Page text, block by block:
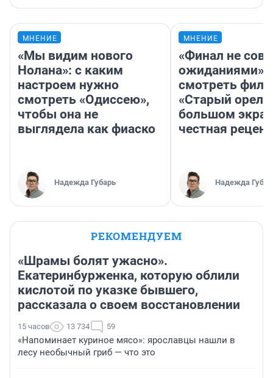
МНЕНИЕ
«Мы видим нового
Нолана»: с каким
настроем нужно
смотреть «Одиссею»,
чтобы она не
выглядела как фиаско
Надежда Губарь
МНЕНИЕ
«Финал не
ожиданиями»:
смотреть
«Старый орел»
большом
честная
Надежда
РЕКОМЕНДУЕМ
«Шрамы болят ужасно».
Екатеринбурженка, которую облили
кислотой по указке бывшего,
рассказала о своем восстановлении
15 часов 13 734 59
«Напоминает куриное мясо»: ярославцы нашли в
лесу необычный гриб — что это